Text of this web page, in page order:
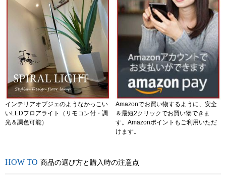
インテリアオブジェのようなかっこい
いLEDフロアライト（リモコン付・調
光＆調色可能）
Amazonでお買い物するように、安全
＆最短2クリックでお買い物できま
す。Amazonポイントもご利用いただ
けます。
商品の選び方と購入時の注意点